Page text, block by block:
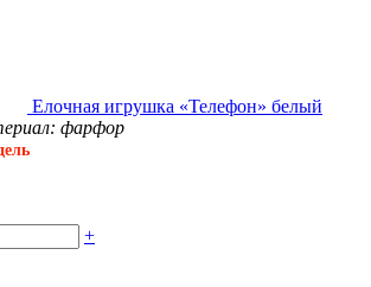
Елочная игрушка «Телефон» белый
фарфор
+